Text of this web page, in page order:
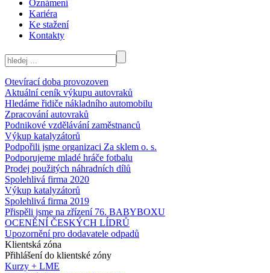
Oznámení
Kariéra
Ke stažení
Kontakty
Otevírací doba provozoven
Aktuální ceník výkupu autovraků
Hledáme řidiče nákladního automobilu
Zpracování autovraků
Podnikové vzdělávání zaměstnanců
Výkup katalyzátorů
Podpořili jsme organizaci Za sklem o. s.
Podporujeme mladé hráče fotbalu
Prodej použitých náhradních dílů
Spolehlivá firma 2020
Výkup katalyzátorů
Spolehlivá firma 2019
Přispěli jsme na zřízení 76. BABYBOXU
OCENĚNÍ ČESKÝCH LÍDRŮ
Upozornění pro dodavatele odpadů
Klientská zóna
Přihlášení do klientské zóny
Kurzy + LME